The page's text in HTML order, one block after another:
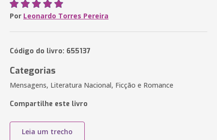
Por Leonardo Torres Pereira
Código do livro: 655137
Categorias
Mensagens, Literatura Nacional, Ficção e Romance
Compartilhe este livro
Leia um trecho